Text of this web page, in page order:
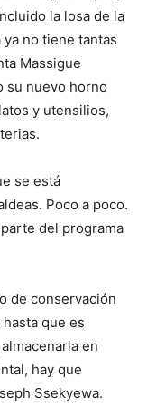
la losa de la
no tiene tantas
Massigue
su nuevo horno
y utensilios,
se está
Poco a poco.
del programa
de conservación
que es
en
hay que
Ssekyewa.